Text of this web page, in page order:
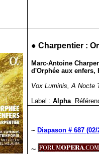
●Charpentier :
Marc-Antoine
d'Orphée aux enfers,
Vox Luminis, A Nocte
Label : Alpha
~ Diapason # 687 (02/
~